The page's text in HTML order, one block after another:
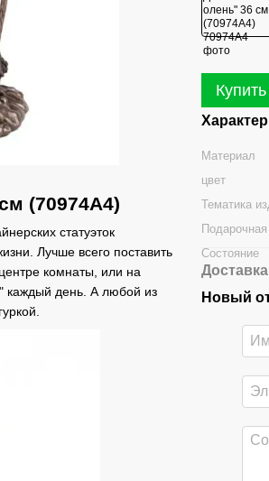
(70974A4)
статуэток
Лучше всего поставить
комнаты, или на
каждый день. А любой из
Купить
Материал
цвет
Тематика
Состояние
Доставка
Новый